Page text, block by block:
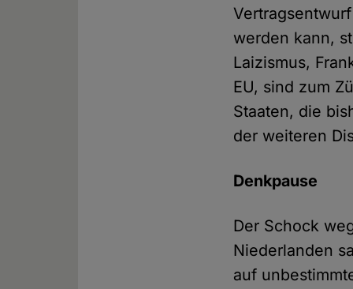
werden kann,
Laizismus,
EU, sind zum
Staaten, die
der weiteren
Denkpause
Der Schock
Niederlanden
auf